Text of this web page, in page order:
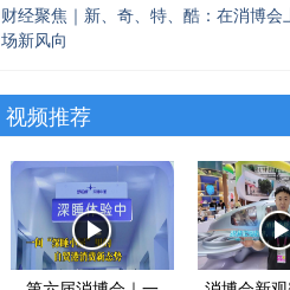
财经聚焦｜新、奇、特、酷：在消博会
场新风向
视频推荐